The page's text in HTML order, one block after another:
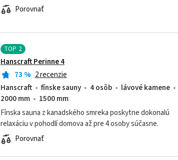
Porovnať
TOP 2
Hanscraft Perinne 4
73 % 2 recenzie
Hanscraft
fínske sauny 4 osôb
lávové kamene
2000 mm
1500 mm
Fínska sauna z kanadského smreka poskytne dokonalú
relaxáciu v pohodlí domova až pre 4 osoby súčasne.
Porovnať